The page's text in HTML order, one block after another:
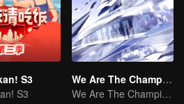
S3
S3
We Are The Champions S3
We Are The Champions S3